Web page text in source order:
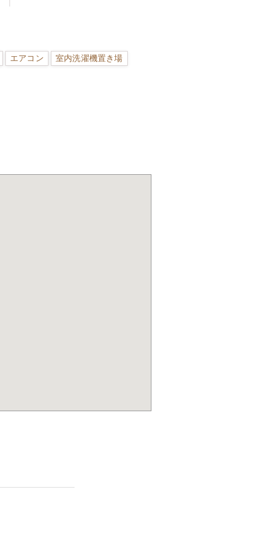
エアコン 室内洗濯機置き場